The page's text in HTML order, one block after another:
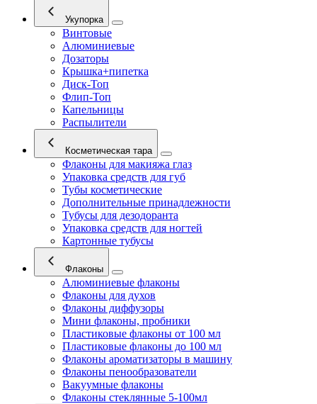
Укупорка
Винтовые
Алюминиевые
Дозаторы
Крышка+пипетка
Диск-Топ
Флип-Топ
Капельницы
Распылители
Косметическая тара
Флаконы для макияжа глаз
Упаковка средств для губ
Тубы косметические
Дополнительные принадлежности
Тубусы для дезодоранта
Упаковка средств для ногтей
Картонные тубусы
Флаконы
Алюминиевые флаконы
Флаконы для духов
Флаконы диффузоры
Мини флаконы, пробники
Пластиковые флаконы от 100 мл
Пластиковые флаконы до 100 мл
Флаконы ароматизаторы в машину
Флаконы пенообразователи
Вакуумные флаконы
Флаконы стеклянные 5-100мл